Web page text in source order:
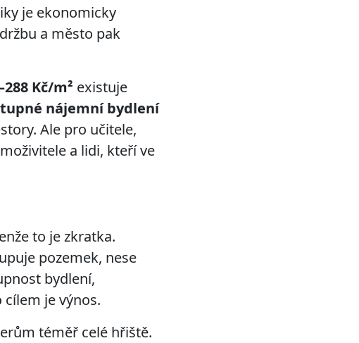
je ekonomicky
a město pak
Kč/m² existuje
nájemní bydlení
Ale pro učitele,
a lidi, kteří ve
to je zkratka.
pozemek, nese
bydlení,
je výnos.
téměř celé hřiště.